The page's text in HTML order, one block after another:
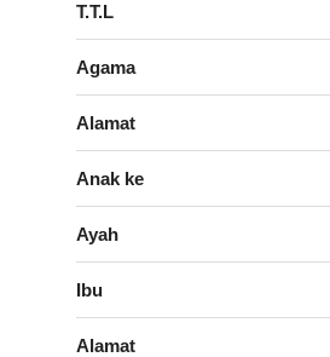
T.T.L
Agama
Alamat
Anak ke
Ayah
Ibu
Alamat